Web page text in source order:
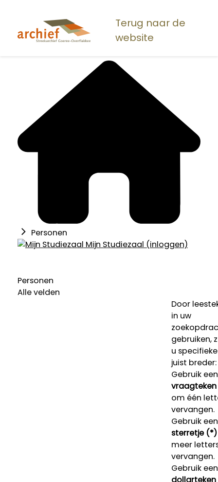
naar
Terug naar de
website
Personen
Mijn Studiezaal (inloggen)
Personen
Alle velden
Door
in uw
gebruiken,
u
juist breder:
Gebruik een
om één
vervangen.
Gebruik een
sterretje (*)
meer
vervangen.
Gebruik een